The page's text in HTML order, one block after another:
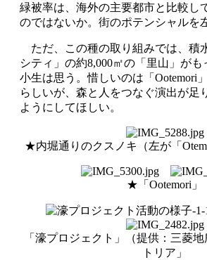
緑被率は、海外の主要都市と比較し
のではないか。街のポテンシャルを
ただ、この種の取り組みでは、積
シティ」の約8,000㎡の「里山」が
小生は思う。惜しいのは「Ootemori
らしいが、森と人をつなぐ演出が足
ようにしてほしい。
★内堀通りのクスノキ（左が「
★「Ootemori」
「濠プロジェクト」（提供：三菱
トリア」